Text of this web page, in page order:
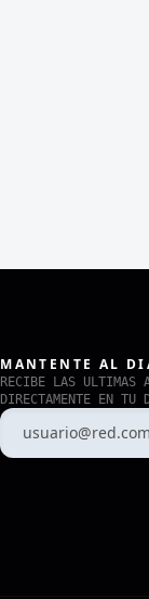
MANTENTE AL
RECIBE LAS ULTIMAS
DIRECTAMENTE EN TU